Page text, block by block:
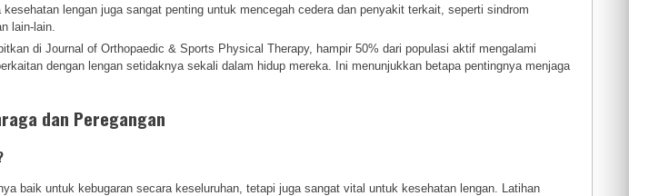
kesehatan lengan juga sangat penting untuk mencegah cedera dan penyakit terkait, seperti sindrom
lain-lain.
di Journal of Orthopaedic & Sports Physical Therapy, hampir 50% dari populasi aktif mengalami
dengan lengan setidaknya sekali dalam hidup mereka. Ini menunjukkan betapa pentingnya menjaga
dan Peregangan
baik untuk kebugaran secara keseluruhan, tetapi juga sangat vital untuk kesehatan lengan. Latihan